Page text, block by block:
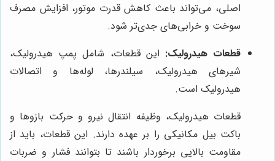
اصلی، می‌تواند باعث کاهش قدرت موتور، افزایش مصرف
سوخت و خرابی‌های جدی‌تر شود.
قطعات هیدرولیک: این قطعات، شامل پمپ هیدرولیک،
شیرهای هیدرولیک، سیلندرها، لوله‌ها و اتصالات
هیدرولیک است.
قطعات هیدرولیک، وظیفه انتقال نیرو و حرکت بازوها و
باکت بیل مکانیکی را بر عهده دارند. این قطعات، باید از
مقاومت بالایی برخوردار باشند تا بتوانند فشار و ضربات